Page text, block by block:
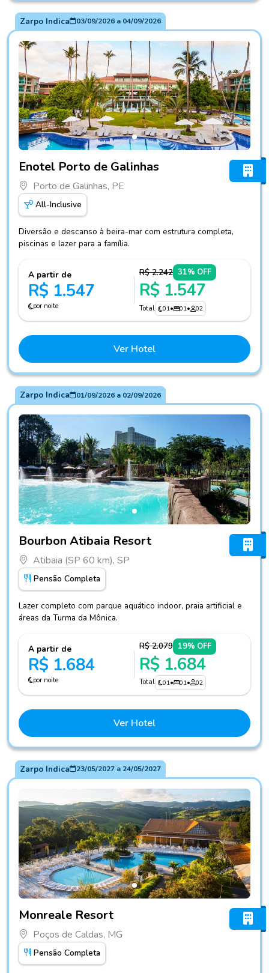
Zarpo Indica 03/09/2026a 04/09/2026
Enotel Porto de Galinhas
Porto de Galinhas, PE
All-Inclusive
Diversão e descanso à beira-mar com estrutura completa,
piscinas e lazer para a família.
A partir de
R$ 1.547
por noite
R$ 2.242 31% OFF
R$ 1.547
Total 01• 01• 02
Ver Hotel
Zarpo Indica 01/09/2026a 02/09/2026
Bourbon Atibaia Resort
Atibaia (SP 60 km), SP
Pensão Completa
Lazer completo com parque aquático indoor, praia artificial e
áreas da Turma da Mônica.
A partir de
R$ 1.684
por noite
R$ 2.079 19% OFF
R$ 1.684
Total 01• 01• 02
Ver Hotel
Zarpo Indica 23/05/2027a 24/05/2027
Monreale Resort
Poços de Caldas, MG
Pensão Completa